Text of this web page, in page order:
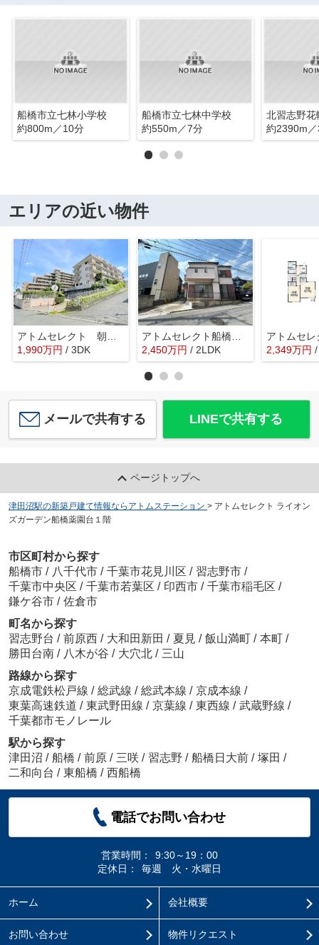
船橋市立七林小学校
約800m／10分
船橋市立七林中学校
約550m／7分
北習志野花
約2390m
エリアの近い物件
1,990万円 / 3DK
2,450万円 / 2LDK 2,349万円
メールで共有する LINEで共有する
ページトップへ
津田沼駅の新築戸建て情報ならアトムステーション > アトムセレクト ライオン
ズガーデン船橋薬園台１階
市区町村から探す
船橋市 / 八千代市 / 千葉市花見川区 / 習志野市 /
千葉市中央区 / 千葉市若葉区 / 印西市 / 千葉市稲毛区 /
鎌ケ谷市 / 佐倉市
町名から探す
習志野台 / 前原西 / 大和田新田 / 夏見 / 飯山満町 / 本町 /
勝田台南 / 八木が谷 / 大穴北 / 三山
路線から探す
京成電鉄松戸線 / 総武線 / 総武本線 / 京成本線 /
東葉高速鉄道 / 東武野田線 / 京葉線 / 東西線 / 武蔵野線 /
千葉都市モノレール
駅から探す
津田沼 / 船橋 / 前原 / 三咲 / 習志野 / 船橋日大前 / 塚田 /
二和向台 / 東船橋 / 西船橋
電話でお問い合わせ
営業時間：
9:30～19：00
定休日：
毎週 火・水曜日
ホーム 会社概要
お問い合わせ 物件リクエスト